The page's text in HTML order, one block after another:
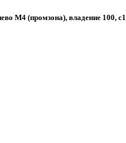
М4 (промзона), владение 100, с1